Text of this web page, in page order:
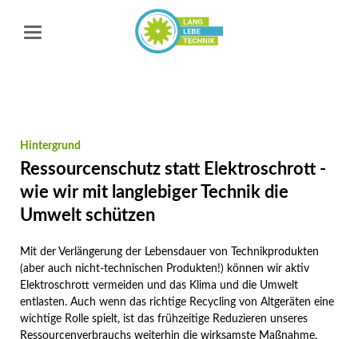
Hintergrund
Ressourcenschutz statt Elektroschrott -
wie wir mit langlebiger Technik die
Umwelt schützen
Mit der Verlängerung der Lebensdauer von Technikprodukten
(aber auch nicht-technischen Produkten!) können wir aktiv
Elektroschrott vermeiden und das Klima und die Umwelt
entlasten. Auch wenn das richtige Recycling von Altgeräten eine
wichtige Rolle spielt, ist das frühzeitige Reduzieren unseres
Ressourcenverbrauchs weiterhin die wirksamste Maßnahme.